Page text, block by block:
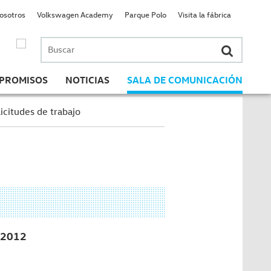
Buscar
por:
NOTICIAS SALA DE COMUNICACIÓN
Volkswagen Academy Parque Polo Visita la fábrica
de trabajo
2012